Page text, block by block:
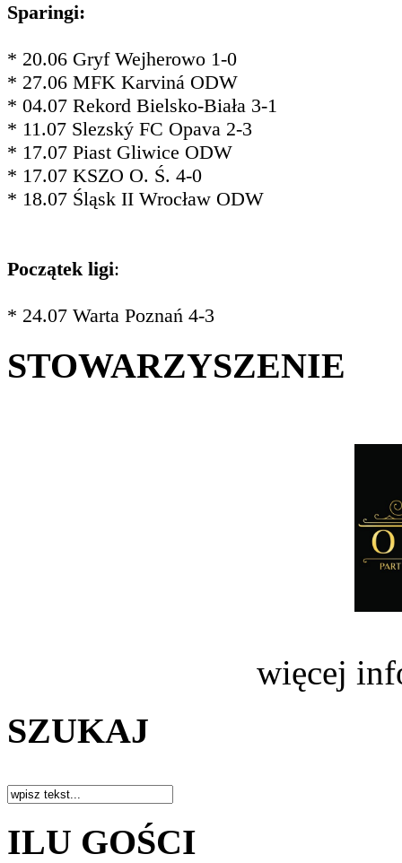
Sparingi:
* 20.06 Gryf Wejherowo 1-0
* 27.06 MFK Karviná ODW
* 04.07 Rekord Bielsko-Biała 3-1
* 11.07 Slezský FC Opava 2-3
* 17.07 Piast Gliwice ODW
* 17.07 KSZO O. Ś. 4-0
* 18.07 Śląsk II Wrocław ODW
Początek ligi:
* 24.07 Warta Poznań 4-3
STOWARZYSZENIE
więcej
SZUKAJ
ILU GOŚCI